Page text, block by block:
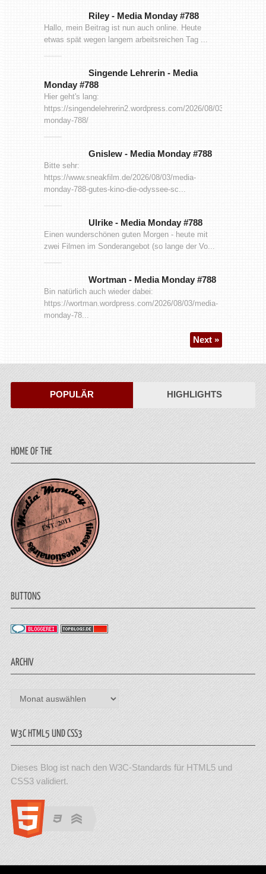
Riley - Media Monday #788
Hallo, mein Beitrag ist nun auch online. Heute
etwas spät wegen langem arbeitsreichen Tag ...
Singende Lehrerin - Media
Monday #788
Hier geht's lang:
https://singendelehrerin2.wordpress.com/2026/08/03/media-
monday-788/
Gnislew - Media Monday #788
Bitte sehr:
https://www.sneakfilm.de/2026/08/03/media-
monday-788-gutes-kino-die-odyssee-sc...
Ulrike - Media Monday #788
Einen wunderschönen guten Morgen - heute mit
zwei Filmen im Sonderangebot (so lange der Vo...
Wortman - Media Monday #788
Bin natürlich auch wieder dabei:
https://wortman.wordpress.com/2026/08/03/media-
monday-78...
Next »
POPULÄR HIGHLIGHTS
HOME OF THE
BUTTONS
ARCHIV
Archiv
W3C HTML5 UND CSS3
Dieses Blog ist nach den W3C-Standards für HTML5 und
CSS3 validiert.